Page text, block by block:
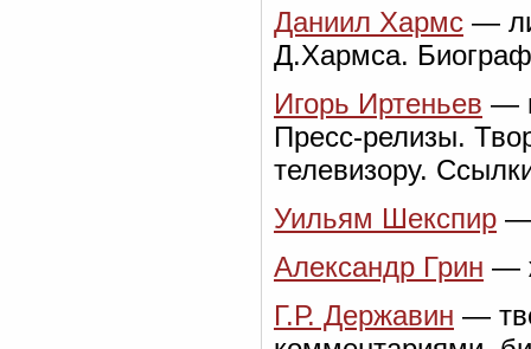
Даниил Хармс —
Д.Хармса.
Игорь Иртеньев —
Пресс-релизы.
телевизору.
Уильям Шекспир —
Александр Грин —
Г.Р. Державин —